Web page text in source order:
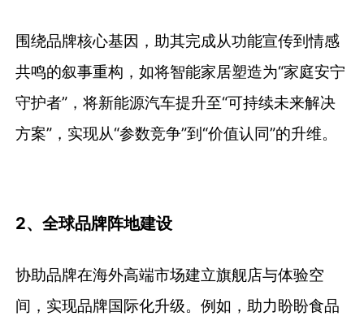
围绕品牌核心基因，助其完成从功能宣传到情感
共鸣的叙事重构，如将智能家居塑造为“家庭安宁
守护者”，将新能源汽车提升至“可持续未来解决
方案”，实现从“参数竞争”到“价值认同”的升维。
2、全球品牌阵地建设
协助品牌在海外高端市场建立旗舰店与体验空
间，实现品牌国际化升级。例如，助力盼盼食品